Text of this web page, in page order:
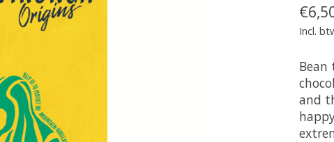
Incl.
Bean
and